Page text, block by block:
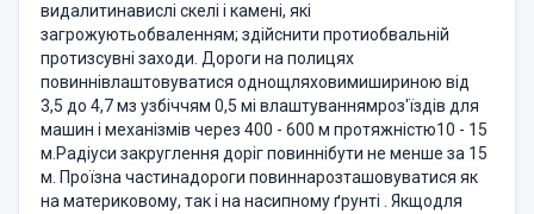
видалитинавислі скелі і камені, які
загрожуютьобваленням; здійснити протиобвальній
протизсувні заходи. Дороги на полицях
повиннівлаштовуватися однощляховимишириною від
3,5 до 4,7 мз узбіччям 0,5 мі влаштуваннямроз'їздів для
машин і механізмів через 400 - 600 м протяжністю10 - 15
м.Радіуси закруглення доріг повиннібути не менше за 15
м. Проїзна частинадороги повиннарозташовуватися як
на материковому, так і на насипному ґрунті . Якщодля